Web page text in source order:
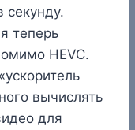
секунду.
теперь
HEVC.
вычислять
для